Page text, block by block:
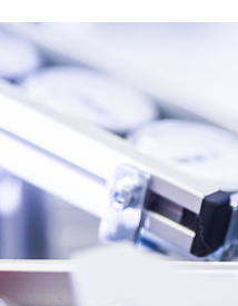
FORSCHUNG UND
HOCHSCHULE
INTERNATIONAL
BESCHÄFTIGTE
Kontakt und
TH Online-Portal